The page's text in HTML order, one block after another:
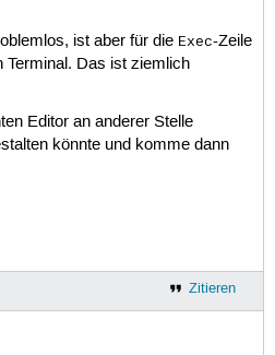
ist aber für die Exec-Zeile
Terminal. Das ist ziemlich
Editor an anderer Stelle
könnte und komme dann
Zitieren